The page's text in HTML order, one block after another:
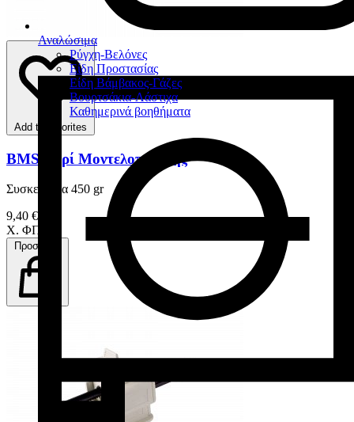
Αναλώσιμα
Ρύγχη-Βελόνες
Είδη Προστασίας
Είδη Βάμβακος-Γάζες
Βουρτσάκια-Λάστιχα
Καθημερινά βοηθήματα
Add to favorites
BMS Κερί Μοντελοποίησης
Συσκευασία 450 gr
9,40 €
Χ. ΦΠΑ
Προσθήκη